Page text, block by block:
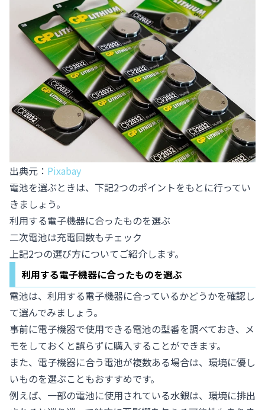
出典元： Pixabay
電池を選ぶときは、下記2つのポイントをもとに行ってい
きましょう。
利用する電子機器に合ったものを選ぶ
二次電池は充電回数もチェック
上記2つの選び方についてご紹介します。
利用する電子機器に合ったものを選ぶ
電池は、利用する電子機器に合っているかどうかを確認し
て選んでみましょう。
事前に電子機器で使用できる電池の型番を調べておき、メ
モをしておくと誤らずに購入することができます。
また、電子機器に合う電池が複数ある場合は、環境に優し
いものを選ぶこともおすすめです。
例えば、一部の電池に使用されている水銀は、環境に排出